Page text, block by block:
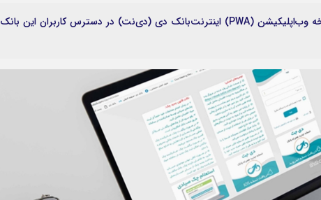
با هدف توسعه و بهبود خدمات غیرحضوری، نسخه وب‌اپلیکیشن (PWA) اینترنت‌بانک دی (دی‌نت) در دسترس کاربران این بانک